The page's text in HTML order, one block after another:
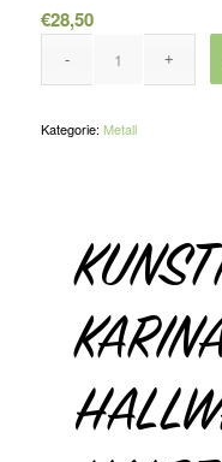
€28,50
Kategorie: Metall